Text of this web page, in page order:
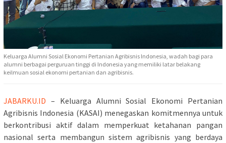
Keluarga Alumni Sosial Ekonomi Pertanian Agribisnis Indonesia, wadah bagi para
alumni berbagai perguruan tinggi di Indonesia yang memiliki latar belakang
keilmuan sosial ekonomi pertanian dan agribisnis.
JABARKU.ID – Keluarga Alumni Sosial Ekonomi Pertanian
Agribisnis Indonesia (KASAI) menegaskan komitmennya untuk
berkontribusi aktif dalam memperkuat ketahanan pangan
nasional serta membangun sistem agribisnis yang berdaya